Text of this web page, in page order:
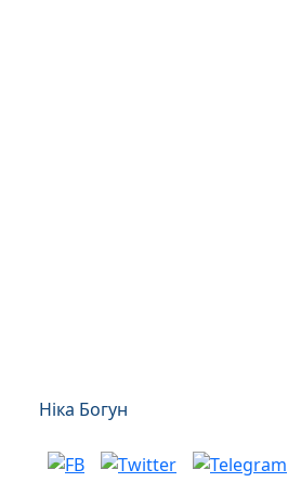
Ніка Богун